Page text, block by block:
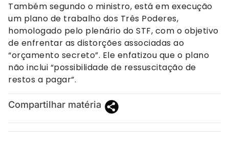
Também segundo o ministro, está em execução
um plano de trabalho dos Três Poderes,
homologado pelo plenário do STF, com o objetivo
de enfrentar as distorções associadas ao
“orçamento secreto”. Ele enfatizou que o plano
não inclui “possibilidade de ressuscitação de
restos a pagar”.
Compartilhar matéria